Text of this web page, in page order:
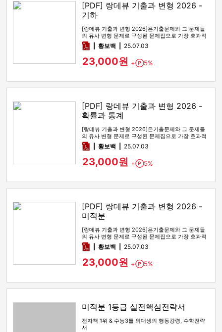
[PDF] 랑데뷰 기출과 변형 2026 -
기하
[랑데뷰 기출과 변형 2026]은기출문제와 그 문제들
의 유사 변형 문제로 구성된 문제집으로 가장 효과적
인 기출문제 공부 방법…
pdf황보백 25.07.03
23,000원 + Point
5%
[PDF] 랑데뷰 기출과 변형 2026 -
확률과 통계
[랑데뷰 기출과 변형 2026]은기출문제와 그 문제들
의 유사 변형 문제로 구성된 문제집으로 가장 효과적
인 기출문제 공부 방법…
pdf황보백 25.07.03
23,000원 + Point
5%
[PDF] 랑데뷰 기출과 변형 2026 -
미적분
[랑데뷰 기출과 변형 2026]은기출문제와 그 문제들
의 유사 변형 문제로 구성된 문제집으로 가장 효과적
인 기출문제 공부 방법…
pdf황보백 25.07.03
23,000원 + Point
5%
미적분 1등급 실전핵심전략서
전자책 1위 & 수능3틀 의대생의 행동강령, 수학전략
서